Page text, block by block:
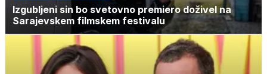
Izgubljeni sin bo svetovno premiero doživel na
Sarajevskem filmskem festivalu